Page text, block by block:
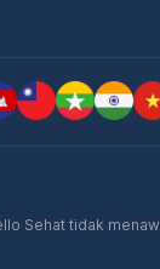
Sehat tidak